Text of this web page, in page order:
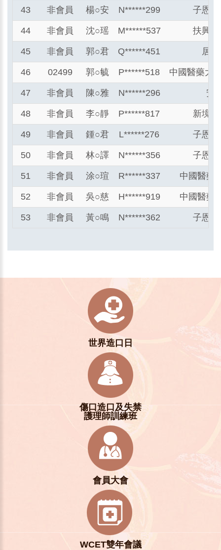
43 非會員 楊○安 N******299 子恩
44 非會員 沈○瑶 M******537 扶興
45 非會員 郭○君 Q******451 居
46 02499 郭○毓 P******518 中國醫藥大
47 非會員 陳○雅 N******296 安
48 非會員 李○靜 P******817 新境
49 非會員 鍾○君 L******276 子恩
50 非會員 林○譯 N******356 子恩
51 非會員 涂○瑄 R******337 中國醫藥
52 非會員 吳○慈 H******919 中國醫藥
53 非會員 黃○鳴 N******362 子恩
世界造口日
傷口造口及失禁
護理師訓練班
會員大會
WCET雙年會議